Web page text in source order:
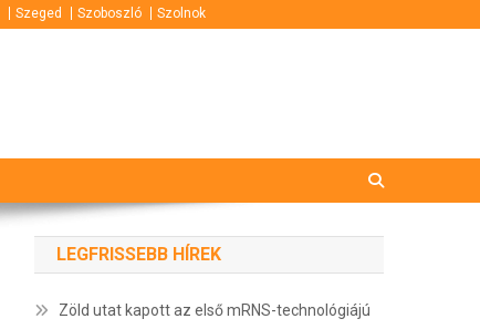
Szeged Szoboszló Szolnok
LEGFRISSEBB HÍREK
Zöld utat kapott az első mRNS-technológiájú